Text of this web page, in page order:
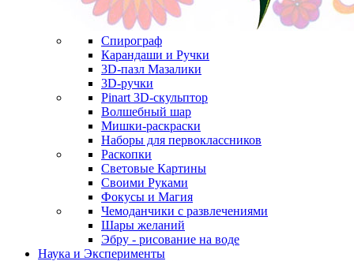
Спирограф
Карандаши и Ручки
3D-пазл Мазалики
3D-ручки
Pinart 3D-скульптор
Волшебный шар
Мишки-раскраски
Наборы для первоклассников
Раскопки
Световые Картины
Своими Руками
Фокусы и Магия
Чемоданчики с развлечениями
Шары желаний
Эбру - рисование на воде
Наука и Эксперименты